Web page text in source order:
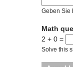
Geben Sie
Math
2 + 0 =
Solve this